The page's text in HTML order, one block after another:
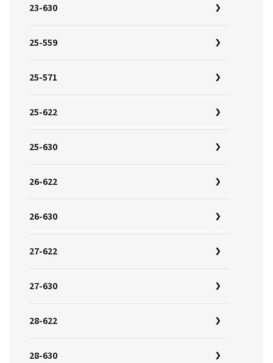
23-630
25-559
25-571
25-622
25-630
26-622
26-630
27-622
27-630
28-622
28-630